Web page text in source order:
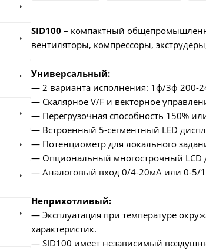
SID100 – компактный
вентиляторы, компрессоры,
Универсальный:
— 2 варианта исполнения: 1ф/3ф 200-
— Скалярное V/F и векторное
— Перегрузочная способность 150%
— Встроенный 5-сегментный LED
— Потенциометр для локального
— Опциональный многострочный LCD
— Аналоговый вход 0/4-20мА или 0-5/
Неприхотливый:
— Эксплуатация при температуре
характеристик.
— SID100 имеет независимый